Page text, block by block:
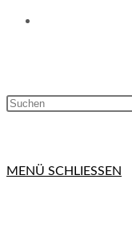
MENÜ SCHLIESSEN